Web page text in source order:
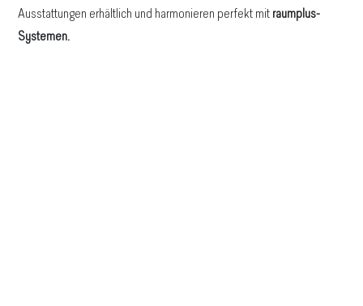
Ausstattungen erhältlich und harmonieren perfekt mit raumplus-
Systemen.